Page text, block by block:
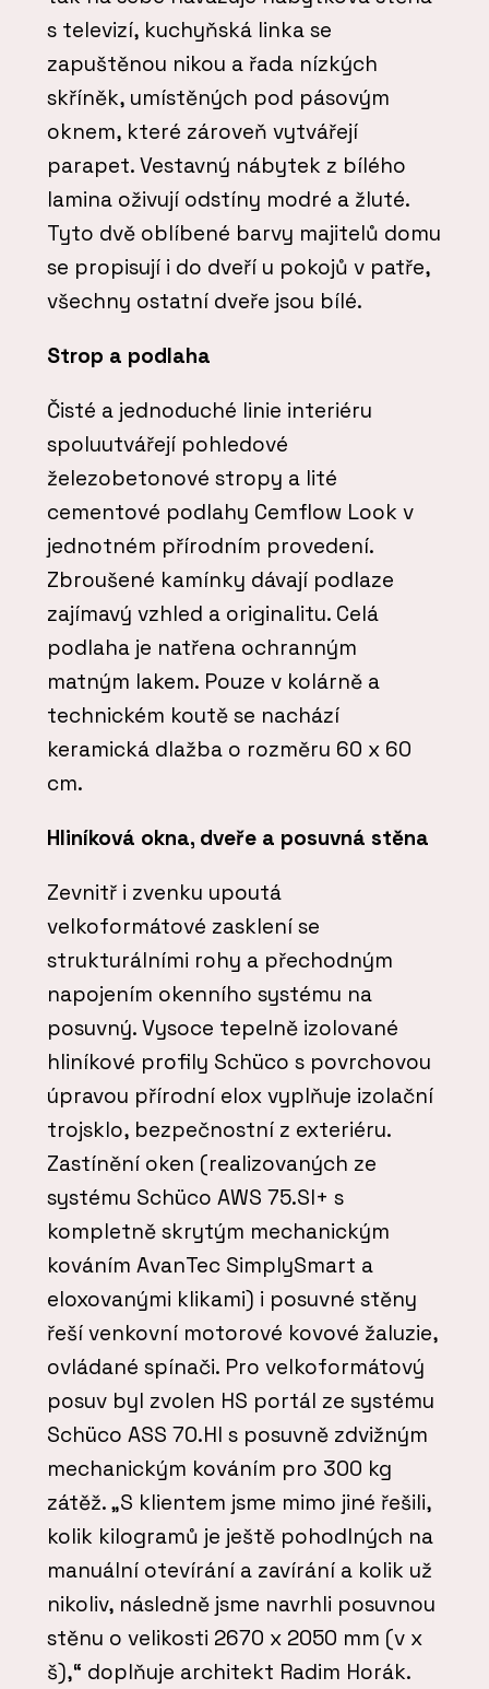
s televizí, kuchyňská linka se
zapuštěnou nikou a řada nízkých
skříněk, umístěných pod pásovým
oknem, které zároveň vytvářejí
parapet. Vestavný nábytek z bílého
lamina oživují odstíny modré a žluté.
Tyto dvě oblíbené barvy majitelů domu
se propisují i do dveří u pokojů v patře,
všechny ostatní dveře jsou bílé.
Strop a podlaha
Čisté a jednoduché linie interiéru
spoluutvářejí pohledové
železobetonové stropy a lité
cementové podlahy Cemflow Look v
jednotném přírodním provedení.
Zbroušené kamínky dávají podlaze
zajímavý vzhled a originalitu. Celá
podlaha je natřena ochranným
matným lakem. Pouze v kolárně a
technickém koutě se nachází
keramická dlažba o rozměru 60 x 60
cm.
Hliníková okna, dveře a posuvná stěna
Zevnitř i zvenku upoutá
velkoformátové zasklení se
strukturálními rohy a přechodným
napojením okenního systému na
posuvný. Vysoce tepelně izolované
hliníkové profily Schüco s povrchovou
úpravou přírodní elox vyplňuje izolační
trojsklo, bezpečnostní z exteriéru.
Zastínění oken (realizovaných ze
systému Schüco AWS 75.SI+ s
kompletně skrytým mechanickým
kováním AvanTec SimplySmart a
eloxovanými klikami) i posuvné stěny
řeší venkovní motorové kovové žaluzie,
ovládané spínači. Pro velkoformátový
posuv byl zvolen HS portál ze systému
Schüco ASS 70.HI s posuvně zdvižným
mechanickým kováním pro 300 kg
zátěž. „S klientem jsme mimo jiné řešili,
kolik kilogramů je ještě pohodlných na
manuální otevírání a zavírání a kolik už
nikoliv, následně jsme navrhli posuvnou
stěnu o velikosti 2670 x 2050 mm (v x
š),“ doplňuje architekt Radim Horák.